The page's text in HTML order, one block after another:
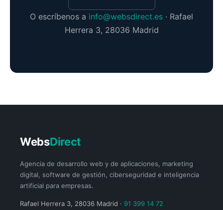
O escríbenos a info@websdirect.es · Rafael
Herrera 3, 28036 Madrid
WebsDirect
Agencia de desarrollo web y de aplicaciones, marketing
digital, software de gestión, ciberseguridad e inteligencia
artificial para empresas.
Rafael Herrera 3, 28036 Madrid · 91 399 14 72